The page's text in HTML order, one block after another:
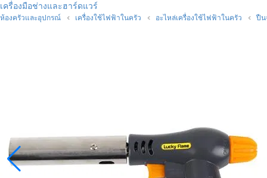
เครื่องมือช่างและฮาร์ดแวร์
ห้องครัวและอุปกรณ์ เครื่องใช้ไฟฟ้าในครัว อะไหล่เครื่องใช้ไฟฟ้าในครัว ปืน